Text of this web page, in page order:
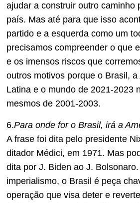
ajudar a construir outro caminho
país. Mas até para que isso
partido e a esquerda como um
precisamos compreender o que
e os imensos riscos que
outros motivos porque o Brasil, a
Latina e o mundo de 2021-2023
mesmos de 2001-2003.
6.Para onde for o Brasil, irá a
A frase foi dita pelo presidente
ditador Médici, em 1971. Mas
dita por J. Biden ao J.
imperialismo, o Brasil é peça
operação que visa deter e